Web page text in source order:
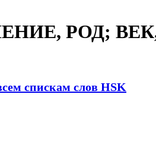
РОД;
спискам слов HSK